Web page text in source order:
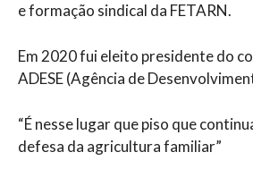
e formação sindical da FETARN.
Em 2020 fui eleito presidente do
ADESE (Agência de
“É nesse lugar que piso que
defesa da agricultura familiar”